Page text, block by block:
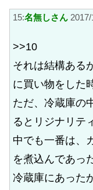
15:名無しさん
>>10
それは結構ある
に買い物をした
ただ、冷蔵庫の
るとリジナリテ
中でも一番は、
を煮込んであっ
冷蔵庫にあった